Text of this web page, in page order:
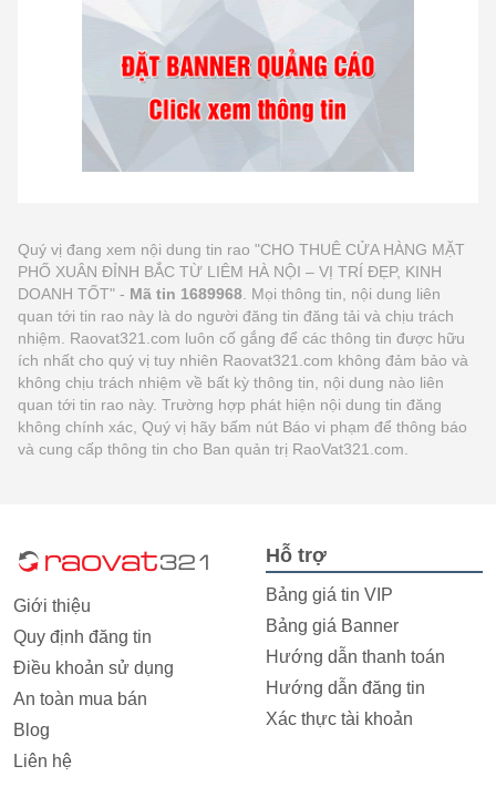
Quý vị đang xem nội dung tin rao "CHO THUÊ CỬA HÀNG MẶT
PHỐ XUÂN ĐỈNH BẮC TỪ LIÊM HÀ NỘI – VỊ TRÍ ĐẸP, KINH
DOANH TỐT" - Mã tin 1689968 . Mọi thông tin, nội dung liên
quan tới tin rao này là do người đăng tin đăng tải và chịu trách
nhiệm. Raovat321.com luôn cố gắng để các thông tin được hữu
ích nhất cho quý vị tuy nhiên Raovat321.com không đảm bảo và
không chịu trách nhiệm về bất kỳ thông tin, nội dung nào liên
quan tới tin rao này. Trường hợp phát hiện nội dung tin đăng
không chính xác, Quý vị hãy bấm nút Báo vi phạm để thông báo
và cung cấp thông tin cho Ban quản trị RaoVat321.com.
Giới thiệu
Quy định đăng tin
Điều khoản sử dụng
An toàn mua bán
Blog
Liên hệ
Hỗ trợ
Bảng giá tin VIP
Bảng giá Banner
Hướng dẫn thanh toán
Hướng dẫn đăng tin
Xác thực tài khoản